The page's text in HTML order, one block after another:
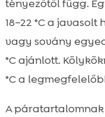
tényezőtől függ.
18–22 °C a
vagy sovány
°C ajánlott.
°C a
A páratartalomnak